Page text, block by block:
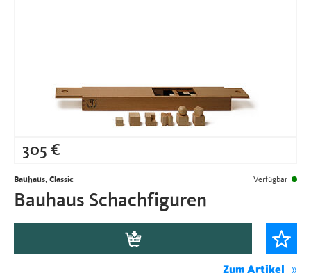
305 €
Bauhaus, Classic Verfügbar
Bauhaus Schachfiguren
Zum Artikel